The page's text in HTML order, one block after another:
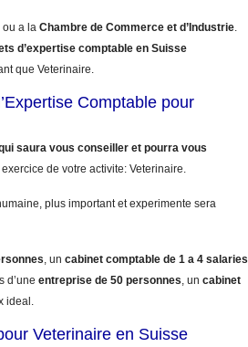
ou a la Chambre de Commerce et d’Industrie.
d’expertise comptable en Suisse
que Veterinaire.
Comptable pour
saura vous conseiller et pourra vous
de votre activite: Veterinaire.
plus important et experimente sera
, un cabinet comptable de 1 a 4 salaries
d’une entreprise de 50 personnes, un cabinet
ideal.
Veterinaire en Suisse